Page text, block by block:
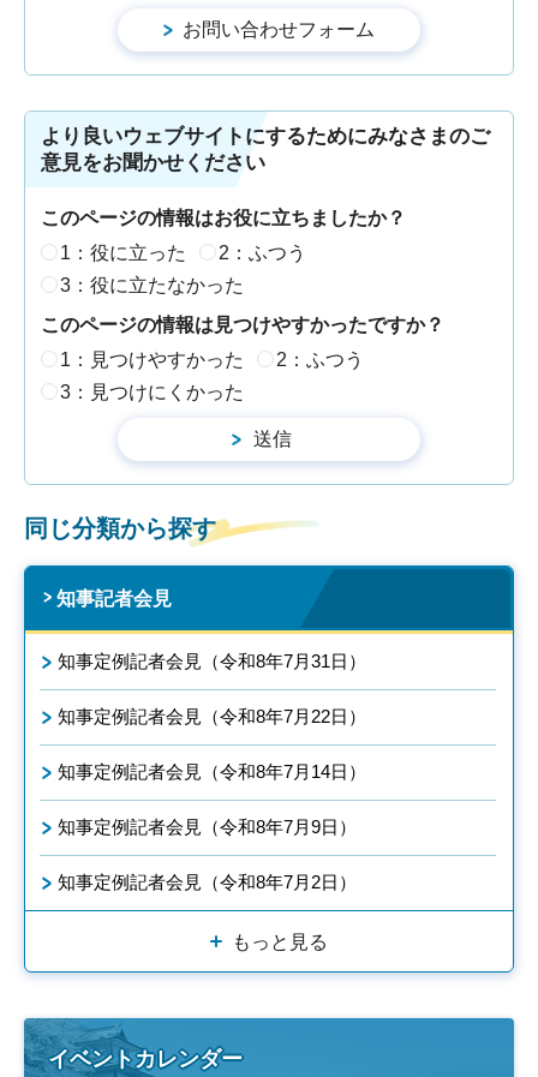
より良いウェブサイトにするためにみなさまのご
意見をお聞かせください
このページの情報はお役に立ちましたか？
1：役に立った
2：ふつう
3：役に立たなかった
このページの情報は見つけやすかったですか？
1：見つけやすかった
2：ふつう
3：見つけにくかった
同じ分類から探す
知事記者会見
知事定例記者会見（令和8年7月31日）
知事定例記者会見（令和8年7月22日）
知事定例記者会見（令和8年7月14日）
知事定例記者会見（令和8年7月9日）
知事定例記者会見（令和8年7月2日）
もっと見る
イベントカレンダー